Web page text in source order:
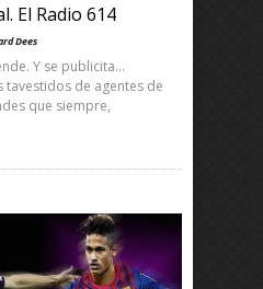
El Radio 614
Dees
Y se publicita…
de agentes de
que siempre,